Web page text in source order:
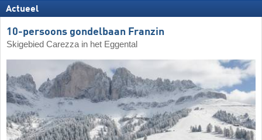
Actueel
10-persoons gondelbaan Franzin
Skigebied Carezza in het Eggental